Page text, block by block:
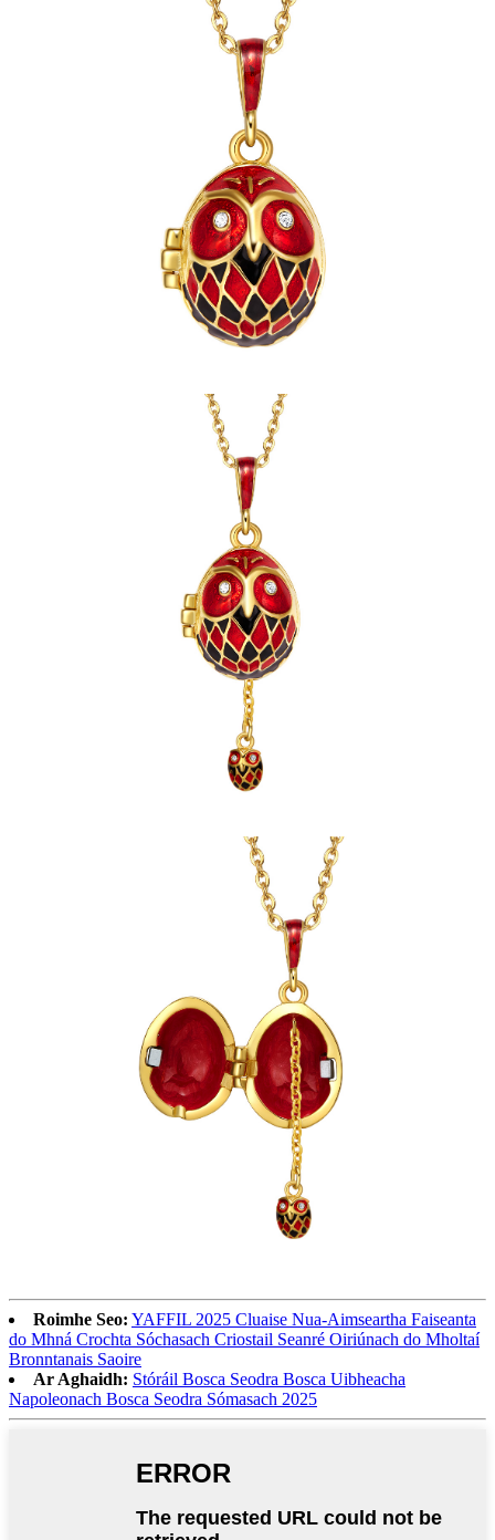
Roimhe Seo: YAFFIL 2025 Cluaise Nua-Aimseartha Faiseanta
do Mhná Crochta Sóchasach Criostail Seanré Oiriúnach do Mholtaí
Bronntanais Saoire
Ar Aghaidh: Stóráil Bosca Seodra Bosca Uibheacha
Napoleonach Bosca Seodra Sómasach 2025